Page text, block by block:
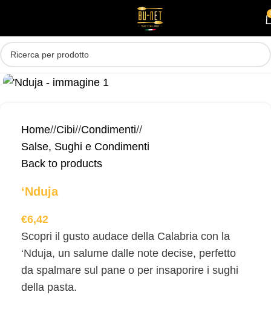
Home/ Cibi/ Condimenti/
Salse, Sughi e Condimenti
Back to products
‘Nduja
€6,42
Scopri il gusto audace della Calabria con la
‘Nduja, un salume dalle note decise, perfetto
da spalmare sul pane o per insaporire i sughi
della pasta.